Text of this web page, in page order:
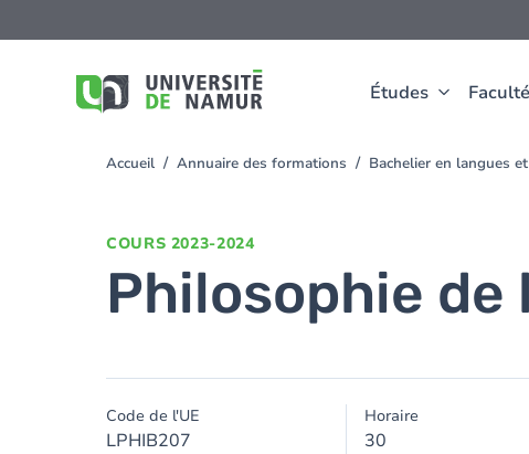
Études
au
You
Accueil Annuaire des formations Bachelier en langues
COURS 2023-2024
Philosophie de
Code de l'UE
LPHIB207
Horaire
30